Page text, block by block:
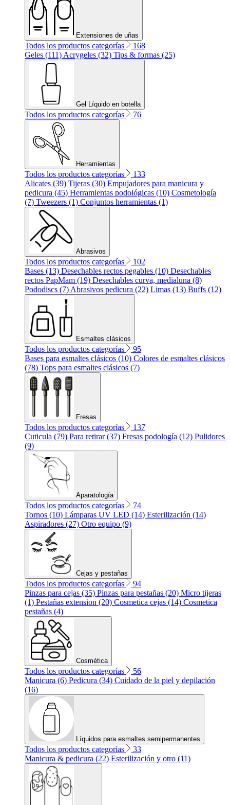
Extensiones de uñas
Todos los productos categorías
168
Geles (111) Acrygeles (32) Tips & formas (25)
Gel Líquido en botella
Todos los productos categorías 76
Herramientas
Todos los productos categorías
133
Alicates (39) Tijeras (30) Empujadores para manicura y
pedicura (45) Herramientas podológicas (10) Cosmetología
(7) Tweezers (1) Conjuntos herramientas (1)
Abrasivos
Todos los productos categorías
102
Bases (13) Desechables rectos pegables (10) Desechables
rectos PapMam (19) Desechables curva, medialuna (8)
Pododiscs (7) Abrasivos pedicura (22) Limas (13) Buffs (12)
Esmaltes clásicos
Todos los productos categorías
95
Bases para esmaltes clásicos (10) Colores de esmaltes clásicos
(78) Tops para esmaltes clásicos (7)
Fresas
Todos los productos categorías
137
Cuticula (79) Para retirar (37) Fresas podología (12) Pulidores
(9)
Aparatología
Todos los productos categorías
74
Tornos (10) Lámparas UV LED (14) Esterilización (14)
Aspiradores (27) Otro equipo (9)
Cejas y pestañas
Todos los productos categorías
94
Pinzas para cejas (35) Pinzas para pestañas (20) Micro tijeras
(1) Pestañas extension (20) Cosmetica cejas (14) Cosmetica
pestañas (4)
Cosmética
Todos los productos categorías
56
Manicura (6) Pedicura (34) Cuidado de la piel y depilación
(16)
Líquidos para esmaltes semipermanentes
Todos los productos categorías
33
Manicura & pedicura (22) Esterilización y otro (11)